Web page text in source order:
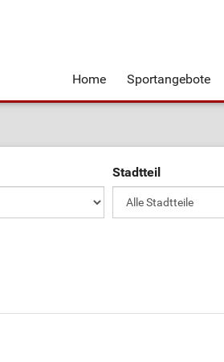
Home Sportangebote
Stadtteil